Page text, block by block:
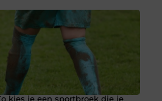
kies je een sportbroek die je